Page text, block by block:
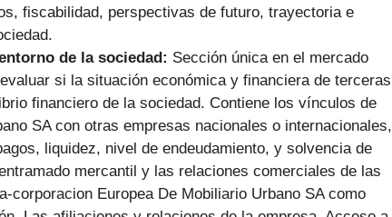
fiscabilidad, perspectivas de futuro, trayectoria e
de la sociedad: Sección única en el mercado
si la situación económica y financiera de terceras
financiero de la sociedad. Contiene los vínculos de
SA con otras empresas nacionales o internacionales,
liquidez, nivel de endeudamiento, y solvencia de
mercantil y las relaciones comerciales de las
Europea De Mobiliario Urbano SA como